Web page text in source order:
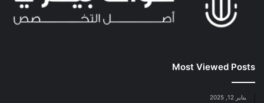
Most Viewed Posts
يناير 12, 2025